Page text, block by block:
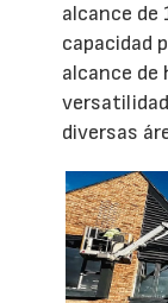
alcance de
capacidad
alcance de
diversas